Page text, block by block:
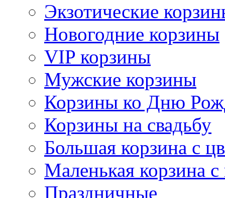
Экзотические
Новогодние корзины
VIP корзины
Мужские корзины
Корзины ко Дню
Корзины на свадьбу
Большая корзина с
Маленькая корзина
Праздничные